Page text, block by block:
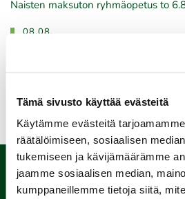
Tämä sivusto käyttää evästeitä
Käytämme evästeitä
räätälöimiseen, sosiaalisen
tukemiseen ja kävijämäärämme
jaamme sosiaalisen median,
kumppaneillemme tietoja siitä,
Naisten maksuton ryhmäopetus to
08.08.